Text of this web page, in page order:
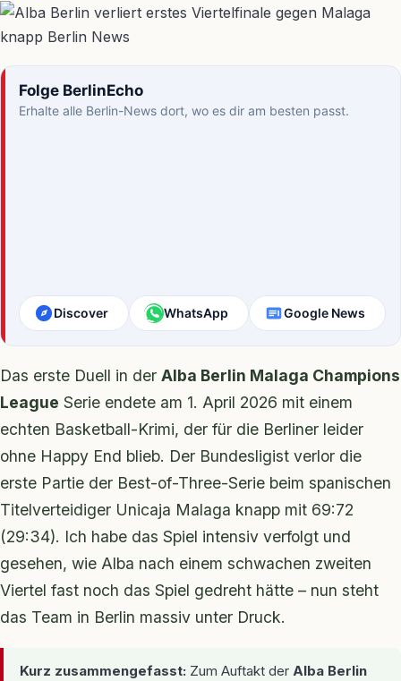
Folge BerlinEcho
Erhalte alle Berlin-News dort, wo es dir am besten passt.
Discover WhatsApp Google News
Das erste Duell in der Alba Berlin Malaga Champions
League Serie endete am 1. April 2026 mit einem
echten Basketball-Krimi, der für die Berliner leider
ohne Happy End blieb. Der Bundesligist verlor die
erste Partie der Best-of-Three-Serie beim spanischen
Titelverteidiger Unicaja Malaga knapp mit 69:72
(29:34). Ich habe das Spiel intensiv verfolgt und
gesehen, wie Alba nach einem schwachen zweiten
Viertel fast noch das Spiel gedreht hätte – nun steht
das Team in Berlin massiv unter Druck.
Kurz zusammengefasst: Zum Auftakt der Alba Berlin